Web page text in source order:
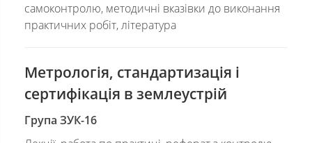
самоконтролю, методичні вказівки до виконання
практичних робіт, література
Метрологія, стандартизація і
сертифікація в землеустрій
Група ЗУК-16